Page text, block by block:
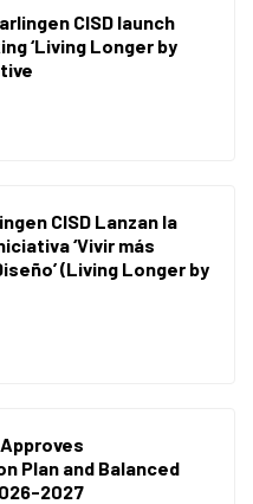
CISD launch
‘Living Longer by
CISD Lanzan la
‘Vivir más
(Living Longer by
Approves
Plan and Balanced
2027